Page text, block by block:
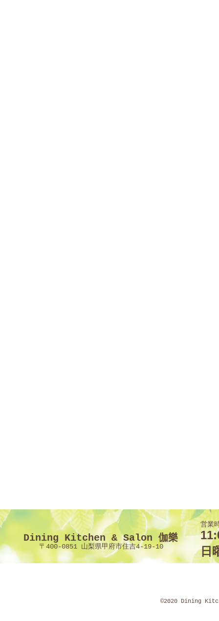
Dining Kitchen & Salon 伽樂
〒400-0851 山梨県甲府市住吉4-19-10
営業
日
©2020 Dining